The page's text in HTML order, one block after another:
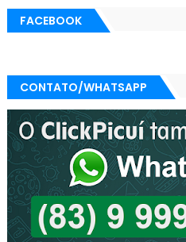
FACEBOOK
CONTATO/WHATSAPP